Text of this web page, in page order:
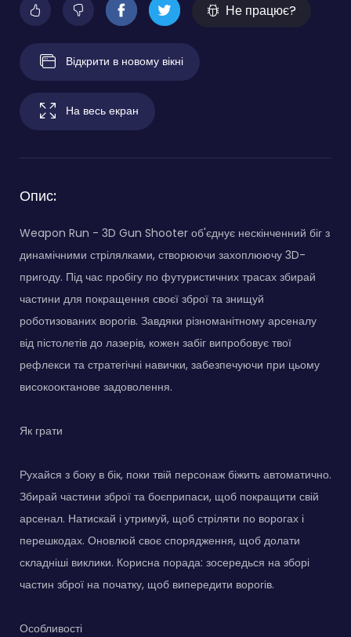
Не працює?
Відкрити в новому вікні
На весь екран
Опис:
Weapon Run - 3D Gun Shooter об'єднує нескінченний біг з
динамічними стрілялками, створюючи захоплюючу 3D-
пригоду. Під час пробігу по футуристичних трасах збирай
частини для покращення своєї зброї та знищуй
роботизованих ворогів. Завдяки різноманітному арсеналу
від пістолетів до лазерів, кожен забіг випробовує твої
рефлекси та стратегічні навички, забезпечуючи при цьому
високооктанове задоволення.
Як грати
Рухайся з боку в бік, поки твій персонаж біжить автоматично.
Збирай частини зброї та боєприпаси, щоб покращити свій
арсенал. Натискай і утримуй, щоб стріляти по ворогах і
перешкодах. Оновлюй своє спорядження, щоб долати
складніші виклики. Корисна порада: зосередься на зборі
частин зброї на початку, щоб випередити ворогів.
Особливості